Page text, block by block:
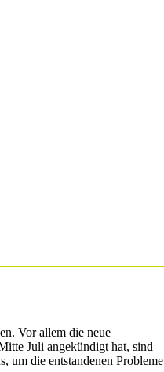
Vor allem die neue
Juli angekündigt hat, sind
um die entstandenen Probleme